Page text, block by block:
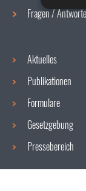
Fragen /
Aktuelles
Publikationen
Formulare
Gesetzgebung
Pressebereich